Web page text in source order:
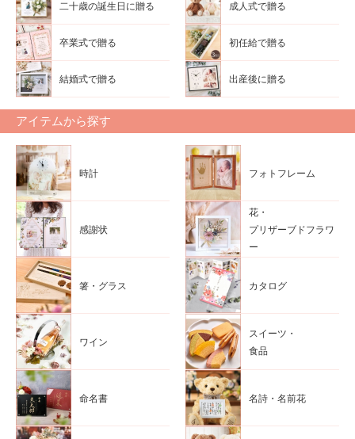
二十歳の誕生日に贈る 成人式で贈る
卒業式で贈る 初任給で贈る
結婚式で贈る 出産後に贈る
アイテムから探す
時計 フォトフレーム
感謝状
花・
プリザーブドフラワ
ー
箸・グラス カタログ
ワイン
スイーツ・
食品
命名書 名詩・名前花